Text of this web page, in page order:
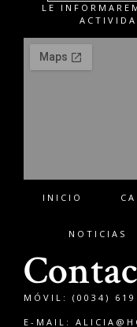
LE
INICIO
NOTICIAS
MÓVIL: (0034)
E-MAIL: